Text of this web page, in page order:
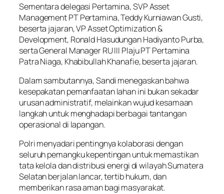
Sementara delegasi Pertamina, SVP Asset
Management PT Pertamina, Teddy Kurniawan Gusti,
beserta jajaran, VP Asset Optimization &
Development, Ronald Hasudungan Hadiyanto Purba,
serta General Manager RU III Plaju PT Pertamina
Patra Niaga, Khabibullah Khanafie, beserta jajaran.
Dalam sambutannya, Sandi menegaskan bahwa
kesepakatan pemanfaatan lahan ini bukan sekadar
urusan administratif, melainkan wujud kesamaan
langkah untuk menghadapi berbagai tantangan
operasional di lapangan.
Polri menyadari pentingnya kolaborasi dengan
seluruh pemangku kepentingan untuk memastikan
tata kelola dan distribusi energi di wilayah Sumatera
Selatan berjalan lancar, tertib hukum, dan
memberikan rasa aman bagi masyarakat.